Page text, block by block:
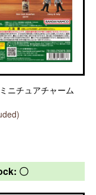
ニチュアチャーム
〇